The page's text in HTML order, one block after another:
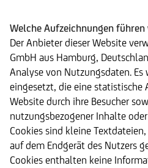
Welche Aufzeichnungen führen
Der Anbieter dieser Website
GmbH aus Hamburg,
Analyse von Nutzungsdaten. Es
eingesetzt, die eine statistische
Website durch ihre Besucher
nutzungsbezogener Inhalte
Cookies sind kleine
auf dem Endgerät des Nutzers
Cookies enthalten keine